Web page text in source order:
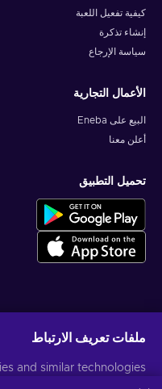
كيفية تفعيل اللعبة
إنشاء تذكرة
سياسة الإرجاع
الأعمال التجارية
البيع على Eneba
أعلن معنا
تحميل التطبيق
ملفات تعريف الارتباط
and similar technologies